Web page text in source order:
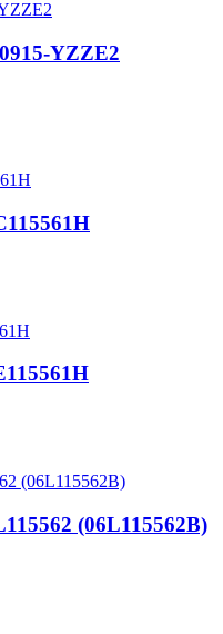
YZZE2
(06L115562B)